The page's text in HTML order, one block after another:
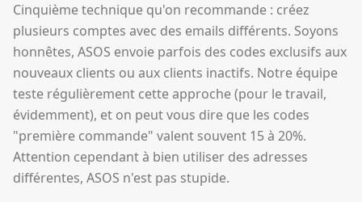
Cinquième technique qu'on recommande : créez
plusieurs comptes avec des emails différents. Soyons
honnêtes, ASOS envoie parfois des codes exclusifs aux
nouveaux clients ou aux clients inactifs. Notre équipe
teste régulièrement cette approche (pour le travail,
évidemment), et on peut vous dire que les codes
"première commande" valent souvent 15 à 20%.
Attention cependant à bien utiliser des adresses
différentes, ASOS n'est pas stupide.